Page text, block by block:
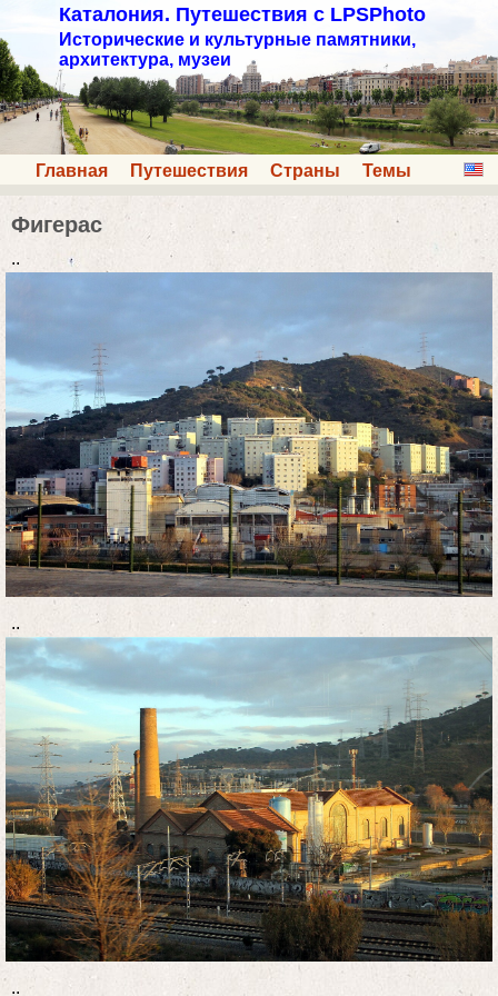
Каталония. Путешествия с LPSPhoto
Исторические и культурные памятники,
архитектура, музеи
Главная Путешествия Страны Темы
Фигерас
..
..
..